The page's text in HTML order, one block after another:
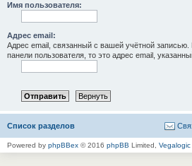
Имя пользователя:
Адрес email:
Адрес email, связанный с вашей учётной
панели пользователя, то это адрес email,
Список разделов
Powered by phpBBex © 2016 phpBB Limited, Vegalogic